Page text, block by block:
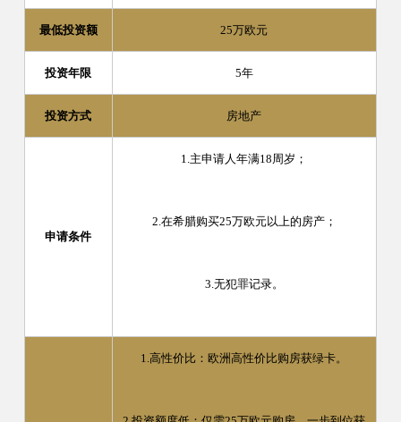
最低投资额 25万欧元
投资年限 5年
投资方式 房地产
申请条件
1.主申请人年满18周岁；
2.在希腊购买25万欧元以上的房产；
3.无犯罪记录。
1.高性价比：欧洲高性价比购房获绿卡。